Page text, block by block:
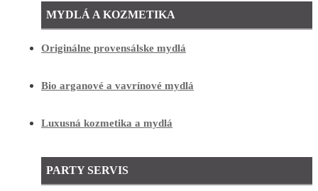
MYDLÁ A KOZMETIKA
Originálne provensálske mydlá
Bio arganové a vavrínové mydlá
Luxusná kozmetika a mydlá
PARTY SERVIS